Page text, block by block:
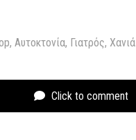
, Αυτοκτονία, Γιατρός, Χανιά
Click to comment